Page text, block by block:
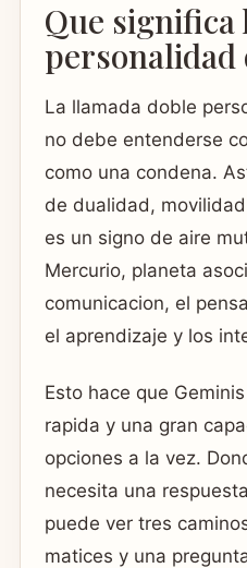
Que significa
personalidad
La llamada doble
no debe entenderse
como una condena.
de dualidad,
es un signo de aire
Mercurio, planeta
comunicacion, el
el aprendizaje y los
Esto hace que
rapida y una gran
opciones a la vez.
necesita una
puede ver tres
matices y una